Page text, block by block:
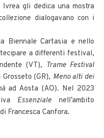
gli dedica una mostra
dialogavano con i
Biennale Cartasia e nello
a differenti festival,
(VT), Trame Festival
(GR), Meno alti dei
ad Aosta (AO). Nel 2023
Essenziale nell’ambito
Francesca Canfora.